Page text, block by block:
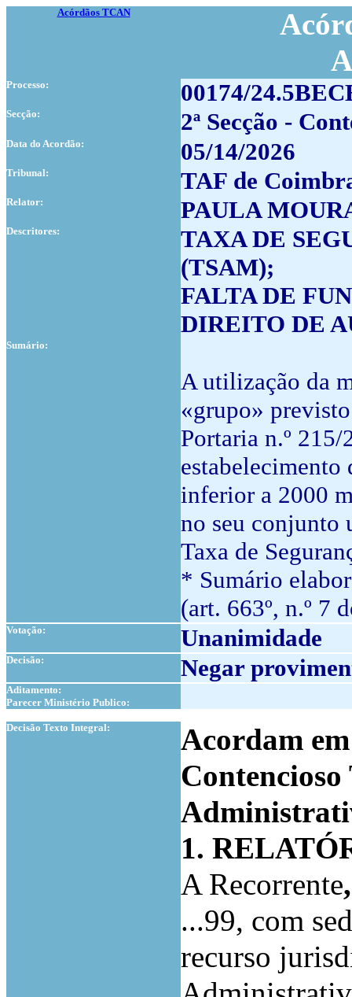
Acórdãos TCAN
Processo: 00174/
Secção: 2ª Secção -
Data do Acordão: 05/14/2026
Tribunal: TAF de
Relator: PAULA
Descritores:
TAXA DE
(TSAM);
FALTA DE
DIREITO DE
Sumário:
A utilização da
«grupo»
Portaria n.º
inferior a 2000
no seu conjunto
Taxa de
* Sumário
(art. 663º, n.º 7
Votação: Unanimidade
Decisão: Negar
Aditamento:
Parecer Ministério Publico:
Decisão Texto Integral:
Acordam
1.
A Recorrente
...99, com
recurso